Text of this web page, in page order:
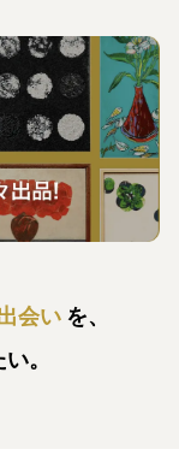
会い を、
。